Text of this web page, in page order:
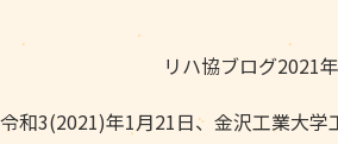
リハ協ブログ2021
令和3(2021)年1月21日、金沢工業大学